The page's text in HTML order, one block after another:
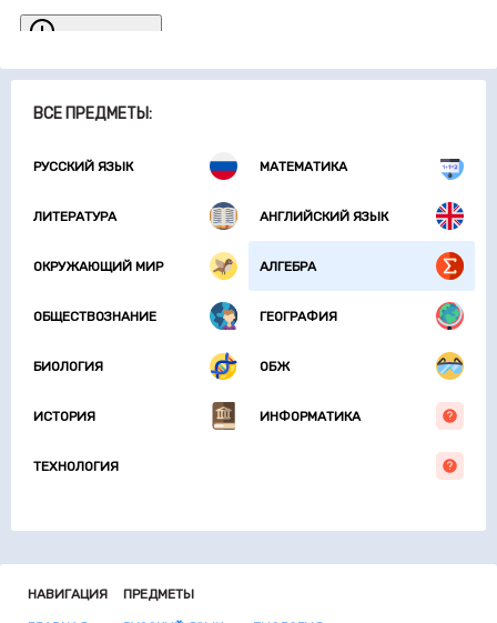
ВСЕ ПРЕДМЕТЫ:
РУССКИЙ ЯЗЫК МАТЕМАТИКА
ЛИТЕРАТУРА АНГЛИЙСКИЙ ЯЗЫК
ОКРУЖАЮЩИЙ МИР АЛГЕБРА
ОБЩЕСТВОЗНАНИЕ ГЕОГРАФИЯ
БИОЛОГИЯ ОБЖ
ИСТОРИЯ ИНФОРМАТИКА
ТЕХНОЛОГИЯ
НАВИГАЦИЯ ПРЕДМЕТЫ